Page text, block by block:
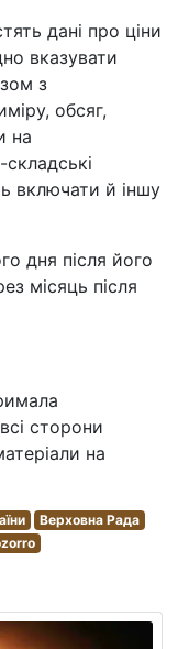
дані про ціни
вказувати
з
обсяг,
на
включати й іншу
дня після його
місяць після
сторони
на
Верховна Рада